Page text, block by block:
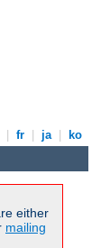
fr ja ko
either
mailing